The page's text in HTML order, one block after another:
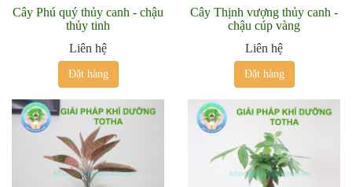
Cây Phú quý thủy canh - chậu
thủy tinh
Liên hệ
Đặt hàng
Cây Thịnh vượng thủy canh -
chậu cúp vàng
Liên hệ
Đặt hàng